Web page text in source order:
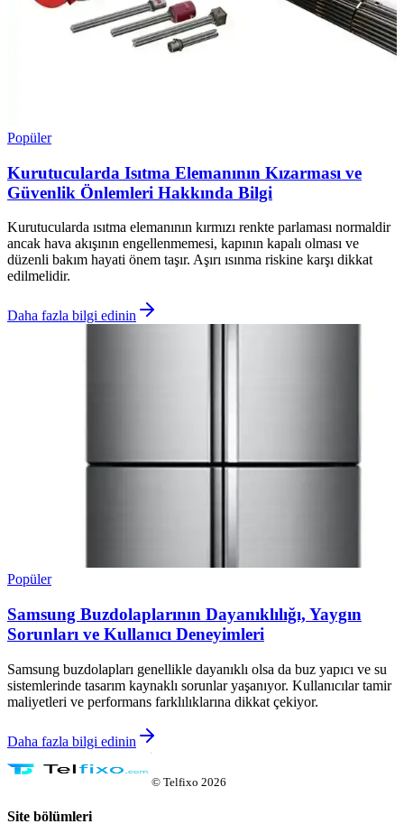
Popüler
Kurutucularda Isıtma Elemanının Kızarması ve
Güvenlik Önlemleri Hakkında Bilgi
Kurutucularda ısıtma elemanının kırmızı renkte parlaması normaldir
ancak hava akışının engellenmemesi, kapının kapalı olması ve
düzenli bakım hayati önem taşır. Aşırı ısınma riskine karşı dikkat
edilmelidir.
Daha fazla bilgi edinin
Popüler
Samsung Buzdolaplarının Dayanıklılığı, Yaygın
Sorunları ve Kullanıcı Deneyimleri
Samsung buzdolapları genellikle dayanıklı olsa da buz yapıcı ve su
sistemlerinde tasarım kaynaklı sorunlar yaşanıyor. Kullanıcılar tamir
maliyetleri ve performans farklılıklarına dikkat çekiyor.
Daha fazla bilgi edinin
© Telfixo 2026
Site bölümleri